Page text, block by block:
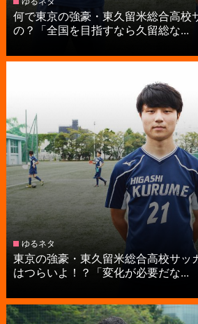
何で東京の強豪・東久留米総合高校
の？「全国を目指すなら久留総な...
ゆるネタ
東京の強豪・東久留米総合高校サッ
はつらいよ！？「変化が必要だな...